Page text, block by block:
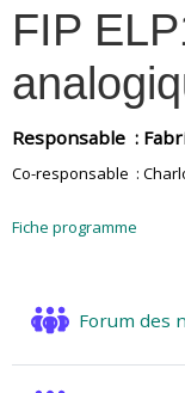
FIP
Responsable :
Co-responsable :
Fiche programme
Forum des